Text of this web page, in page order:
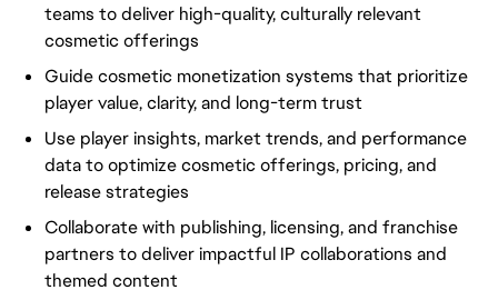
teams to deliver high-quality, culturally relevant
cosmetic offerings
Guide cosmetic monetization systems that prioritize
player value, clarity, and long-term trust
Use player insights, market trends, and performance
data to optimize cosmetic offerings, pricing, and
release strategies
Collaborate with publishing, licensing, and franchise
partners to deliver impactful IP collaborations and
themed content